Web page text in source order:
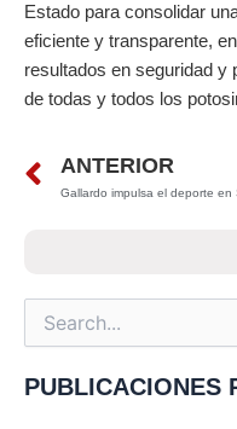
Estado para consolidar
eficiente y transparente,
resultados en seguridad y
de todas y todos los
Prev
ANTERIOR
Search
for:
PUBLICACIONES